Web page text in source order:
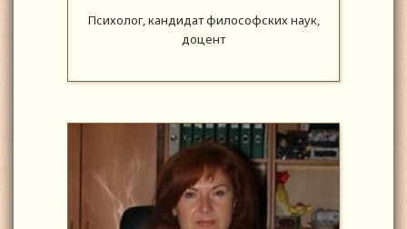
Психолог, кандидат философских наук,
доцент